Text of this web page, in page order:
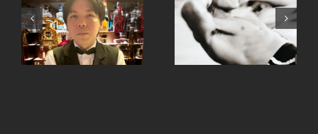
継続は力なり。
手ピカジェルととうも
ろこし